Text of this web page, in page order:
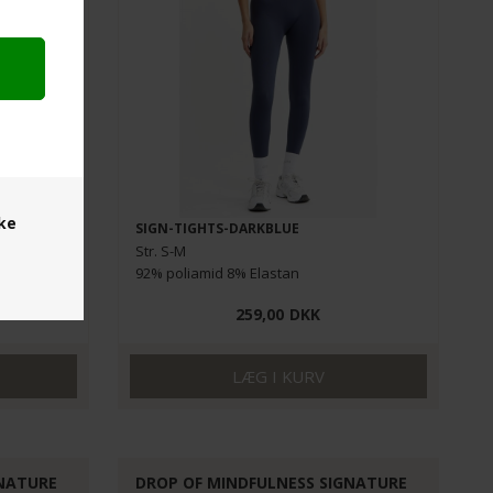
SIGN-TIGHTS-DARKBLUE
Str. S-M
92% poliamid 8% Elastan
259,00 DKK
DROP OF MINDFULNESS SIGNATURE